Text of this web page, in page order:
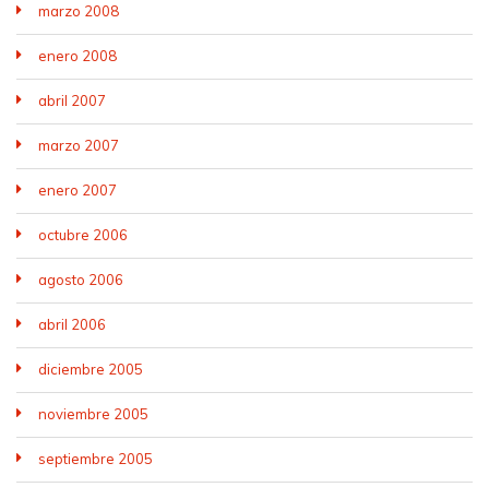
marzo 2008
enero 2008
abril 2007
marzo 2007
enero 2007
octubre 2006
agosto 2006
abril 2006
diciembre 2005
noviembre 2005
septiembre 2005